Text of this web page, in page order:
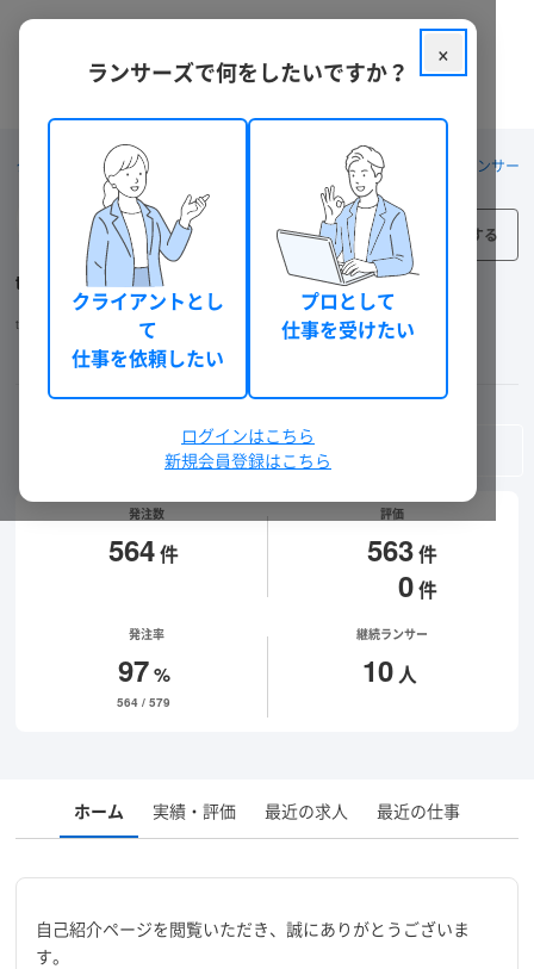
クラウドソーシング ランサーズ スモールビジネスの立ち上げならランサーズ
tmsns
tmsns
認定クライアント 認証済み
メッセージを送る
発注数
564件
評価
563件
0件
発注率
97%
564 / 579
継続ランサー
10 人
ホーム 実績・評価 最近の求人 最近の仕事
自己紹介ページを閲覧いただき、誠にありがとうございま
す。
×
ランサーズで何をしたいですか？
クライアントとし
て
仕事を依頼したい
プロとして
仕事を受けたい
ログインはこちら
新規会員登録はこちら